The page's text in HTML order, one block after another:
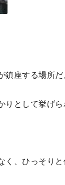
座する場所だ
として挙げら
く、ひっそりと